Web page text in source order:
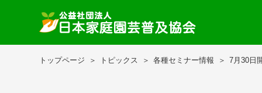
トップページ トピックス 各種セミナー情報 7月30日